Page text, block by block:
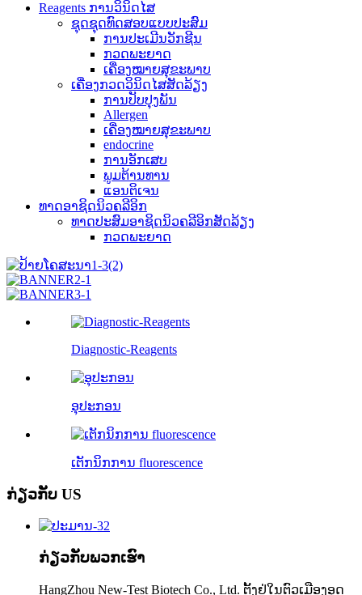
Reagents ການວິນິດໄສ
ຊຸດຊຸດທົດສອບແບບປະສົມ
ການປະເມີນວັກຊີນ
ກວດພະຍາດ
ເຄື່ອງໝາຍສຸຂະພາບ
ເຄື່ອງກວດວິນິດໄສສັດລ້ຽງ
ການປັບປຸງພັນ
Allergen
ເຄື່ອງໝາຍສຸຂະພາບ
endocrine
ການອັກເສບ
ພູມຕ້ານທານ
ແອນຕິເຈນ
ທາດອາຊິດນິວຄລີອິກ
ທາດປະສົມອາຊິດນິວຄລີອິກສັດລ້ຽງ
ກວດພະຍາດ
Diagnostic-Reagents
ອຸປະກອນ
ເຕັກນິກການ fluorescence
ກ່ຽວກັບ US
ກ່ຽວກັບພວກເຮົາ
HangZhou New-Test Biotech Co., Ltd. ຕັ້ງ​ຢູ່​ໃນ​ຕົວ​ເມືອງ​ອຸດ​